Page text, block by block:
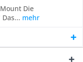
Die
mehr